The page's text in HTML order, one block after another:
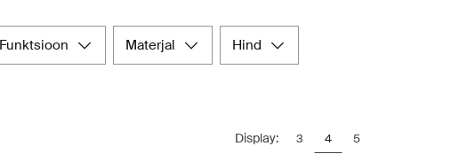
funktsioon materjal hind
Display: 3 4 5